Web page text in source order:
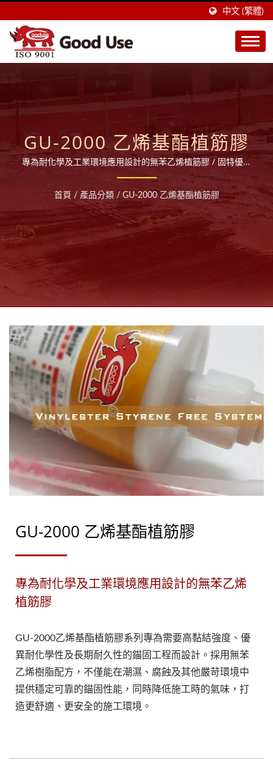
中文 (繁體)
GU-2000 乙烯基酯植筋膠
專為耐化學及工業環境應用設計的無苯乙烯植筋膠 / 固特優企
業有限公司為台灣第一的植筋膠製造商，擁有台灣市場最高市
佔率，產品更行銷至全球多個國家。植筋膠主要應用於將鋼
筋、螺桿或螺栓緊固於混凝土等堅硬基材中，提供優異的拉拔
強度與高承載力，是建築補強、結構重建與耐震加固工程中不
可或缺的重要材料。
首頁 / 產品分類 / GU-2000 乙烯基酯植筋膠
GU-2000 乙烯基酯植筋膠
專為耐化學及工業環境應用設計的無苯乙烯
植筋膠
GU-2000乙烯基酯植筋膠系列專為需要高黏結強度、優
異耐化學性及長期耐久性的錨固工程而設計。採用無苯
乙烯樹脂配方，不僅能在潮濕、腐蝕及其他嚴苛環境中
提供穩定可靠的錨固性能，同時降低施工時的氣味，打
造更舒適、更安全的施工環境。